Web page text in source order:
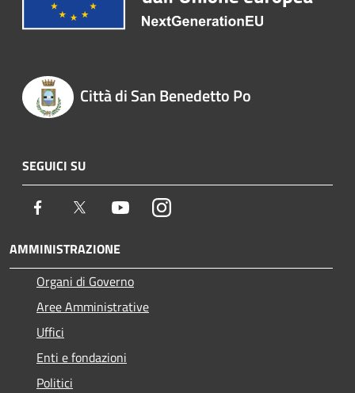
Città di San Benedetto Po
SEGUICI SU
Facebook Twitter YoutubeInstagram
AMMINISTRAZIONE
Organi di Governo
Aree Amministrative
Uffici
Enti e fondazioni
Politici